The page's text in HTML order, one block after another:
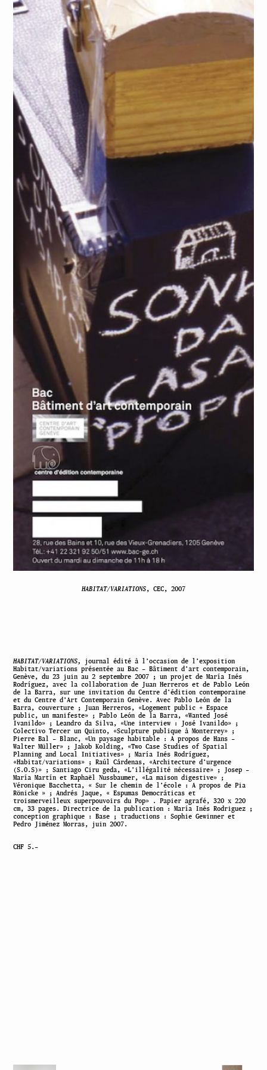
HABITAT/VARIATIONS, CEC, 2007
HABITAT/VARIATIONS, journal édité à l’occasion de l’exposition
Habitat/variations présentée au Bac – Bâtiment d’art contemporain,
Genève, du 23 juin au 2 septembre 2007 ; un projet de María Inés
Rodríguez, avec la collaboration de Juan Herreros et de Pablo León
de la Barra, sur une invitation du Centre d’édition contemporaine
et du Centre d’Art Contemporain Genève. Avec Pablo León de la
Barra, couverture ; Juan Herreros, «Logement public + Espace
public, un manifeste» ; Pablo León de la Barra, «Wanted José
Ivanildo» ; Leandro da Silva, «Une interview : José Ivanildo» ;
Colectivo Tercer un Quinto, «Sculpture publique à Monterrey» ;
Pierre Bal – Blanc, «Un paysage habitable : A propos de Hans –
Walter Müller» ; Jakob Kolding, «Two Case Studies of Spatial
Planning and Local Initiatives» ; María Inés Rodríguez,
«Habitat/variations» ; Raúl Cárdenas, «Architecture d’urgence
(S.O.S)» ; Santiago Ciru geda, «L’illégalité nécessaire» ; Josep –
María Martín et Raphaël Nussbaumer, «La maison digestive» ;
Véronique Bacchetta, « Sur le chemin de l’école : A propos de Pia
Rönicke » ; Andrés Jaque, « Espumas Democráticas et
troismerveilleux superpouvoirs du Pop» . Papier agrafé, 320 x 220
cm, 33 pages. Directrice de la publication : María Inés Rodriguez ;
conception graphique : Base ; traductions : Sophie Gewinner et
Pedro Jiménez Morras, juin 2007.
CHF 5.–